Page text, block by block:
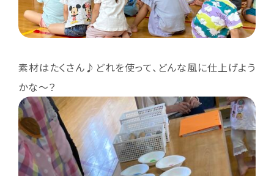
素材はたくさん♪どれを使って、どんな風に仕上げよう
かな～？